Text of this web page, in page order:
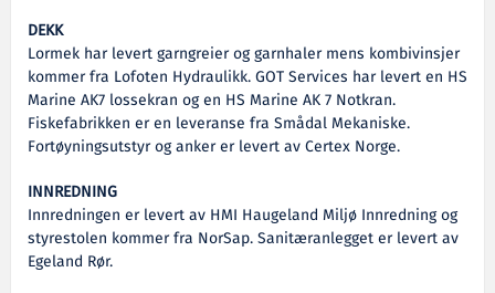
DEKK
Lormek har levert garngreier og garnhaler mens kombivinsjer
kommer fra Lofoten Hydraulikk. GOT Services har levert en HS
Marine AK7 lossekran og en HS Marine AK 7 Notkran.
Fiskefabrikken er en leveranse fra Smådal Mekaniske.
Fortøyningsutstyr og anker er levert av Certex Norge.
INNREDNING
Innredningen er levert av HMI Haugeland Miljø Innredning og
styrestolen kommer fra NorSap. Sanitæranlegget er levert av
Egeland Rør.